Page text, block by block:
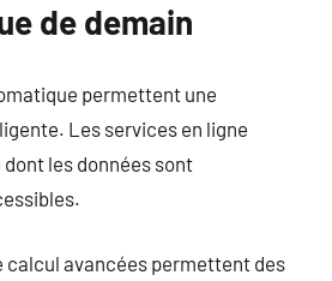
de demain
permettent une
Les services en ligne
les données sont
avancées permettent des